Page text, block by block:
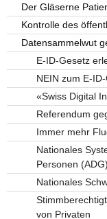
Der Gläserne
Kontrolle des
Datensammelwut
E-ID-Gesetz
NEIN zum E-
«Swiss Digital
Referendum
Immer mehr
Nationales
Personen (ADG)
Nationales
von Privaten